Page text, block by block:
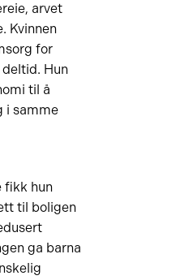
arvet
Kvinnen
for
Hun
til å
i samme
fikk hun
til boligen
ga barna